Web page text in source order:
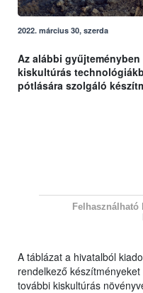
2022. március 30, szerda
Az alábbi
kiskultúrás
pótlására szolgáló
A táblázat a hivatalból
rendelkező
további kiskultúrás